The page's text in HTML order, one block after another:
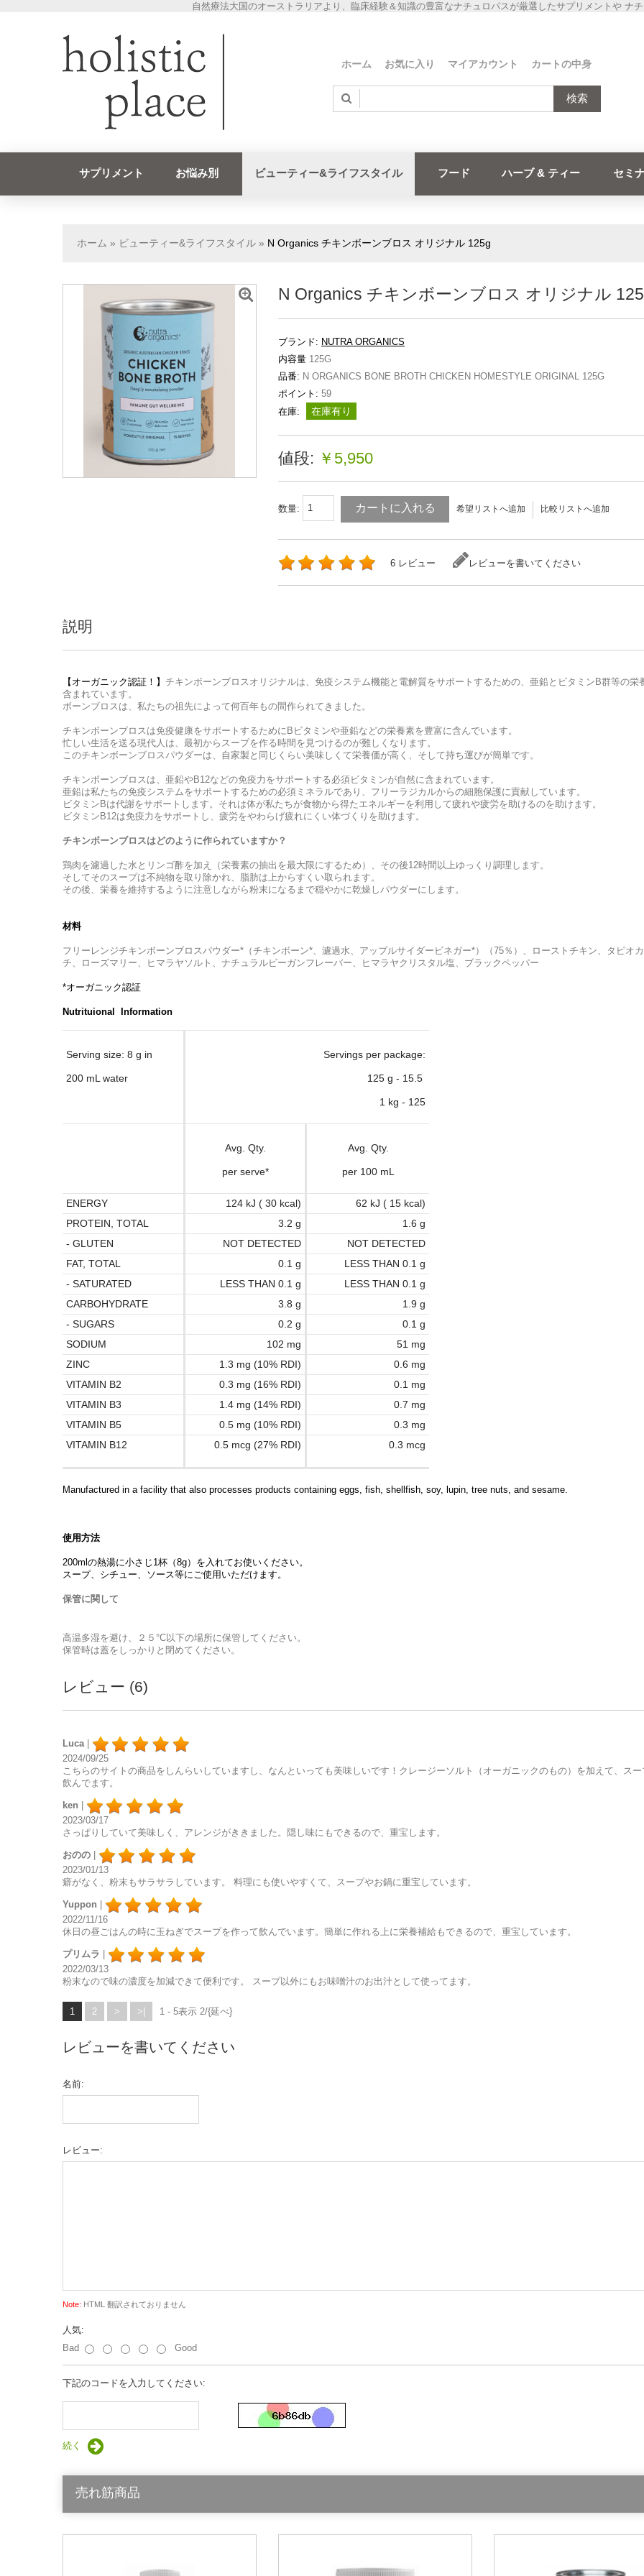
自然療法大国のオーストラリアより、臨床経験＆知識の豊富なナチュロパスが厳選したサプリメントや ナ
ホーム お気に入り マイアカウント カートの中身
検索
サプリメント お悩み別 ビューティー&ライフスタイル フード ハーブ & ティー セミ
ホーム » ビューティー&ライフスタイル » N Organics チキンボーンブロス オリジナル 125g
N Organics チキンボーンブロス オリジナル
ブランド: NUTRA ORGANICS
内容量 125G
品番: N ORGANICS BONE BROTH CHICKEN HOMESTYLE ORIGINAL 125G
ポイント: 59
在庫:
在庫有り
値段: ￥5,950
数量: カートに入れる 希望リストへ追加 比較リストへ追加
6 レビュー レビューを書いてください
説明
【オーガニック認証！】 チキンボーンブロスオリジナルは、免疫システム機能と電解質をサポートするための、亜鉛とビタミンB群等の栄
含まれています。
ボーンブロスは、私たちの祖先によって何百年もの間作られてきました。
チキンボーンブロスは免疫健康をサポートするためにBビタミンや亜鉛などの栄養素を豊富に含んでいます。
忙しい生活を送る現代人は、最初からスープを作る時間を見つけるのが難しくなります。
このチキンボーンブロスパウダーは、自家製と同じくらい美味しくて栄養価が高く、そして持ち運びが簡単です。
チキンボーンブロスは、亜鉛やB12などの免疫力をサポートする必須ビタミンが自然に含まれています。
亜鉛は私たちの免疫システムをサポートするための必須ミネラルであり、フリーラジカルからの細胞保護に貢献しています。
ビタミンBは代謝をサポートします。それは体が私たちが食物から得たエネルギーを利用して疲れや疲労を助けるのを助けます。
ビタミンB12は免疫力をサポートし、疲労をやわらげ疲れにくい体づくりを助けます。
チキンボーンブロスはどのように作られていますか？
鶏肉を濾過した水とリンゴ酢を加え（栄養素の抽出を最大限にするため）、その後12時間以上ゆっくり調理します。
そしてそのスープは不純物を取り除かれ、脂肪は上からすくい取られます。
その後、栄養を維持するように注意しながら粉末になるまで穏やかに乾燥しパウダーにします。
材料
フリーレンジチキンボーンブロスパウダー*（チキンボーン*、濾過水、アップルサイダービネガー*）（75％）、ローストチキン、タピオ
チ、ローズマリー、ヒマラヤソルト、ナチュラルビーガンフレーバー、ヒマラヤクリスタル塩、ブラックペッパー
*オーガニック認証
Nutrituional Information
Serving size: 8 g in
200 mL water
Servings per package:
125 g - 15.5
1 kg - 125
Avg. Qty.
per serve*
Avg. Qty.
per 100 mL
ENERGY 124 kJ ( 30 kcal)
62 kJ ( 15 kcal)
PROTEIN, TOTAL
3.2 g
1.6 g
- GLUTEN
NOT DETECTED
NOT DETECTED
FAT, TOTAL
0.1 g
LESS THAN 0.1 g
- SATURATED
LESS THAN 0.1 g
LESS THAN 0.1 g
CARBOHYDRATE
3.8 g
1.9 g
- SUGARS
0.2 g
0.1 g
SODIUM
102 mg
51 mg
ZINC
1.3 mg (10% RDI)
0.6 mg
VITAMIN B2
0.3 mg (16% RDI)
0.1 mg
VITAMIN B3
1.4 mg (14% RDI)
0.7 mg
VITAMIN B5
0.5 mg (10% RDI)
0.3 mg
VITAMIN B12
0.5 mcg (27% RDI) 0.3 mcg
Manufactured in a facility that also processes products containing eggs, fish, shellfish, soy, lupin, tree nuts, and sesame.
使用方法
200mlの熱湯に小さじ1杯（8g）を入れてお使いください。
スープ、シチュー、ソース等にご使用いただけます。
保管に関して
高温多湿を避け、２５°C以下の場所に保管してください。
保管時は蓋をしっかりと閉めてください。
レビュー (6)
Luca |
2024/09/25
こちらのサイトの商品をしんらいしていますし、なんといっても美味しいです！クレージーソルト（オーガニックのもの）を加えて、ス
飲んでます。
ken |
2023/03/17
さっぱりしていて美味しく、アレンジがききました。隠し味にもできるので、重宝します。
おのの |
2023/01/13
癖がなく、粉末もサラサラしています。 料理にも使いやすくて、スープやお鍋に重宝しています。
Yuppon |
2022/11/16
休日の昼ごはんの時に玉ねぎでスープを作って飲んでいます。簡単に作れる上に栄養補給もできるので、重宝しています。
プリムラ |
2022/03/13
粉末なので味の濃度を加減できて便利です。 スープ以外にもお味噌汁のお出汁として使ってます。
1 2 > >| 1 - 5表示 2/{延べ}
レビューを書いてください
名前:
レビュー:
Note: HTML 翻訳されておりません
人気:
Bad
Good
下記のコードを入力してください:
続く
売れ筋商品